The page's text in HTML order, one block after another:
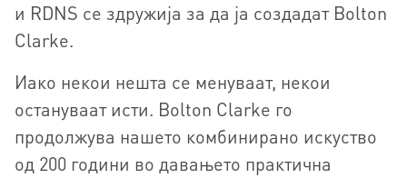
и RDNS се здружија за да ја создадат Bolton
Clarke.
Иако некои нешта се менуваат, некои
остануваат исти. Bolton Clarke го
продолжува нашето комбинирано искуство
од 200 години во давањето практична